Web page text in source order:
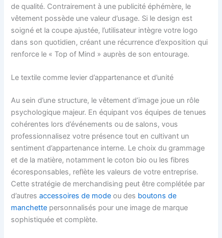
de qualité. Contrairement à une publicité éphémère, le
vêtement possède une valeur d’usage. Si le design est
soigné et la coupe ajustée, l’utilisateur intègre votre logo
dans son quotidien, créant une récurrence d’exposition qui
renforce le « Top of Mind » auprès de son entourage.
Le textile comme levier d’appartenance et d’unité
Au sein d’une structure, le vêtement d’image joue un rôle
psychologique majeur. En équipant vos équipes de tenues
cohérentes lors d’événements ou de salons, vous
professionnalisez votre présence tout en cultivant un
sentiment d’appartenance interne. Le choix du grammage
et de la matière, notamment le coton bio ou les fibres
écoresponsables, reflète les valeurs de votre entreprise.
Cette stratégie de merchandising peut être complétée par
d’autresaccessoires de mode ou des boutons de
manchette personnalisés pour une image de marque
sophistiquée et complète.